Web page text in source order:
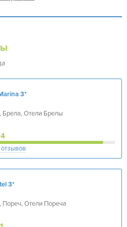
3*
Брела, Отели Брелы
отзывов
3*
Пореч, Отели Пореча